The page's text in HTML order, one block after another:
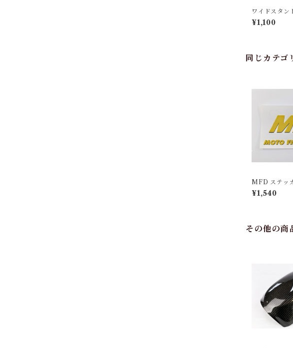
ワイドスタン
¥1,100
同じカテゴ
MFD ステッ
枚セット】
¥1,540
その他の商